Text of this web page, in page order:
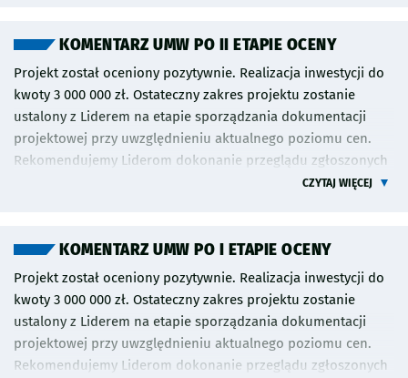
uzyskają charakterystyczne dla lat 50. czerwone malowanie.
dwukierunkowo. Planowane jest zamontowanie dawno
niewidzianego we Wrocławiu pantografu skrzynkowego. W
środku będą drewniane podłoga i siedzenia. Docelowo
wagony będą przeznaczone do kursowania na zabytkowej
linii tramwajowej, która wzbogaca ofertę turystyczną miasta.
Jak za dawnych lat pasażerów obsługiwać będzie konduktor.
KOMENTARZ UMW PO II ETAPIE OCENY
Projekt został oceniony pozytywnie. Realizacja inwestycji do
kwoty 3 000 000 zł. Ostateczny zakres projektu zostanie
ustalony z Liderem na etapie sporządzania dokumentacji
projektowej przy uwzględnieniu aktualnego poziomu cen.
Rekomendujemy Liderom dokonanie przeglądu zgłoszonych
projektów w celu sprawdzenia czy nie zgłoszono innych
uniwersalnego. Załączniki mają charakter wyłącznie
pomocniczy, a w przypadku rozbieżności między opisem
projektu, a załącznikiem, decydujący jest opis projektu.
CZYTAJ WIĘCEJ
KOMENTARZ UMW PO I ETAPIE OCENY
Projekt został oceniony pozytywnie. Realizacja inwestycji do
kwoty 3 000 000 zł. Ostateczny zakres projektu zostanie
ustalony z Liderem na etapie sporządzania dokumentacji
projektowej przy uwzględnieniu aktualnego poziomu cen.
Rekomendujemy Liderom dokonanie przeglądu zgłoszonych